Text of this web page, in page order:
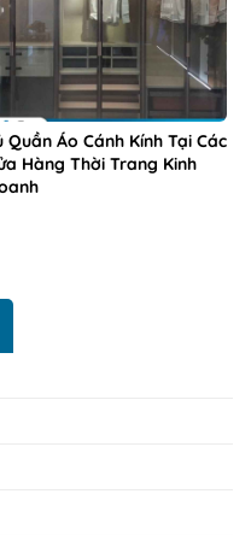
Quần Áo Cánh Kính Tại Các
Hàng Thời Trang Kinh